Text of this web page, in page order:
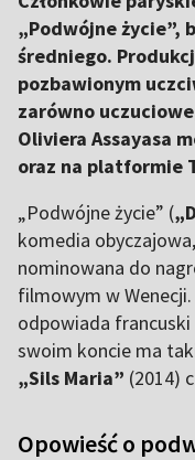
„Podwójne życie”,
średniego.
pozbawionym
zarówno
Oliviera Assayasa
oraz na platformie
„Podwójne życie” (
komedia
nominowana do
filmowym w
odpowiada
swoim koncie ma
„Sils Maria” (2014)
Opowieść o